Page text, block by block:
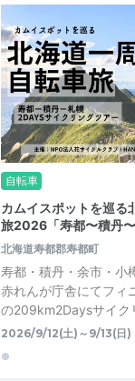
自転車
カムイスポットを巡る
旅2026「寿都〜積丹
北海道寿都郡寿都町
寿都・積丹・余市・小
赤れんが庁舎にてフィ
の209km2Daysサイ
2026/9/12(土)～9/13(日)